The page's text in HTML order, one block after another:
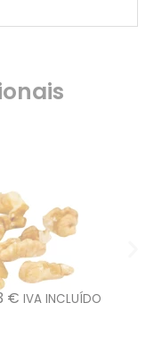
€ IVA INCLUÍDO